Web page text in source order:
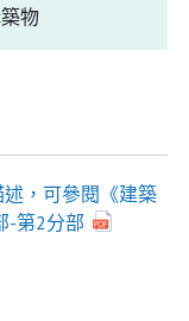
物
，可參閱《建築
-第2分部